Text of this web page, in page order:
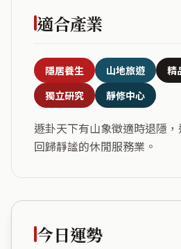
適合產業
隱居養生 山地旅遊
精
獨立研究
靜修中心
遯卦天下有山象徵適時退隱，
回歸靜謐的休閒服務業。
今日運勢